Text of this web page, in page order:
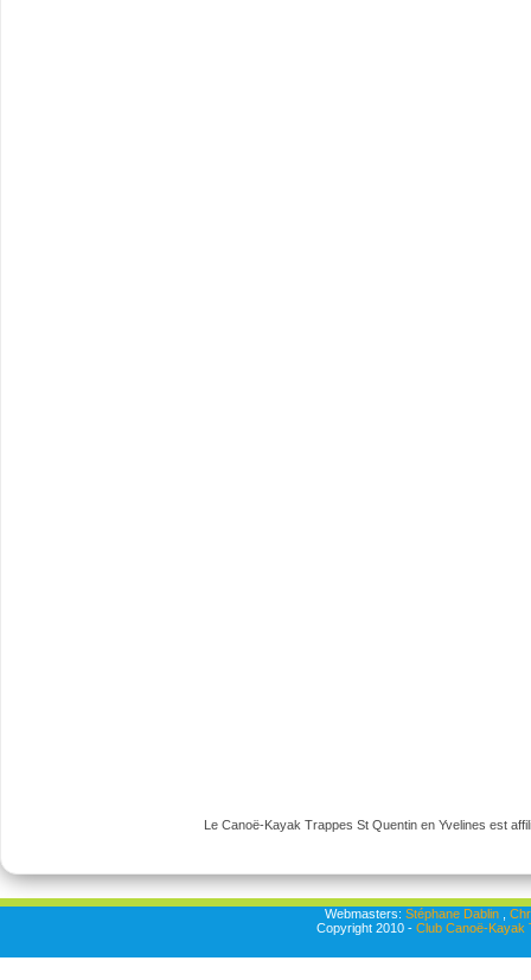
Le Canoë-Kayak Trappes St Quentin en Yvelines est
Webmasters: Stéphane Dablin,
Copyright 2010 - Club Canoë-Kayak